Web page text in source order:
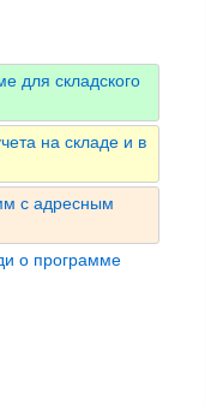
для складского
на складе и в
с адресным
о программе